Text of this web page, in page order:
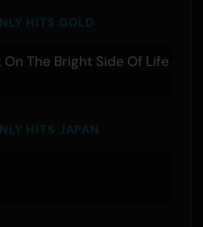
HITS GOLD
On The Bright Side Of Life
HITS JAPAN